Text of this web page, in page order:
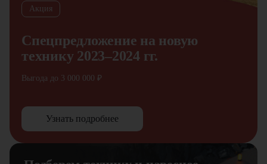
Акция
Спецпредложение на новую
технику 2023–2024 гг.
Выгода до 3 000 000 ₽
Узнать подробнее